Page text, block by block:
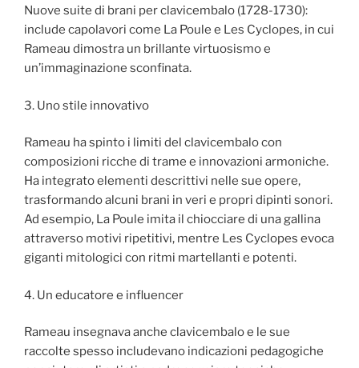
Nuove suite di brani per clavicembalo (1728-1730):
include capolavori come La Poule e Les Cyclopes, in cui
Rameau dimostra un brillante virtuosismo e
un’immaginazione sconfinata.
3. Uno stile innovativo
Rameau ha spinto i limiti del clavicembalo con
composizioni ricche di trame e innovazioni armoniche.
Ha integrato elementi descrittivi nelle sue opere,
trasformando alcuni brani in veri e propri dipinti sonori.
Ad esempio, La Poule imita il chiocciare di una gallina
attraverso motivi ripetitivi, mentre Les Cyclopes evoca
giganti mitologici con ritmi martellanti e potenti.
4. Un educatore e influencer
Rameau insegnava anche clavicembalo e le sue
raccolte spesso includevano indicazioni pedagogiche